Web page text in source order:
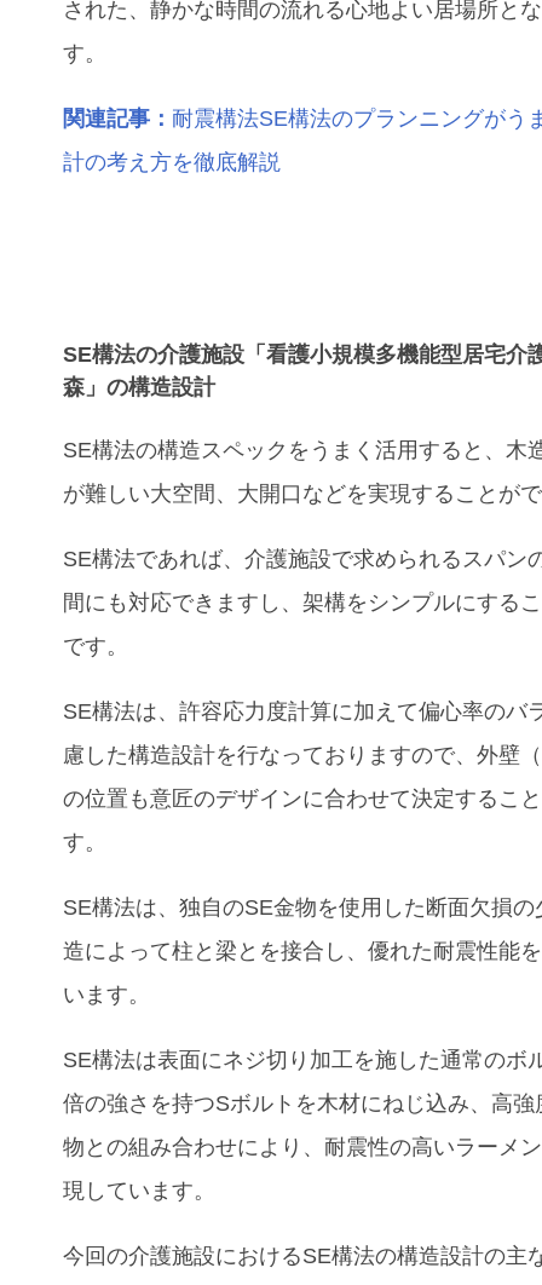
された、静かな時間の流れる心地よい居場所と
す。
関連記事： 耐震構法SE構法のプランニングがう
計の考え方を徹底解説
SE構法の介護施設「​​看護小規模多機能型居宅介
森」の構造設計
SE構法の構造スペックをうまく活用すると、木
が難しい大空間、大開口などを実現することが
SE構法であれば、介護施設で求められるスパン
間にも対応できますし、架構をシンプルにする
です。
SE構法は、許容応力度計算に加えて偏心率のバ
慮した構造設計を行なっておりますので、外壁
の位置も意匠のデザインに合わせて決定するこ
す。
SE構法は、独自のSE金物を使用した断面欠損の
造によって柱と梁とを接合し、優れた耐震性能
います。
SE構法は表面にネジ切り加工を施した通常のボ
倍の強さを持つSボルトを木材にねじ込み、高強
物との組み合わせにより、耐震性の高いラーメ
現しています。
今回の介護施設におけるSE構法の構造設計の主